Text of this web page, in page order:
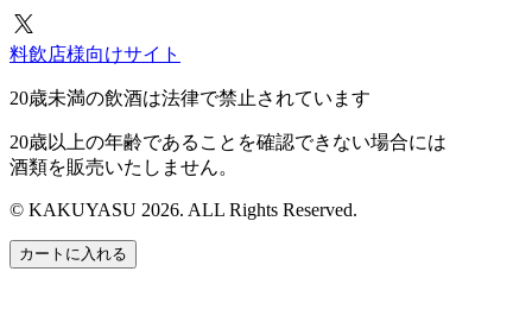
料飲店様向けサイト
20歳未満の飲酒は法律で禁止されています
20歳以上の年齢であることを確認できない場合には
酒類を販売いたしません。
© KAKUYASU 2026. ALL Rights Reserved.
カートに入れる